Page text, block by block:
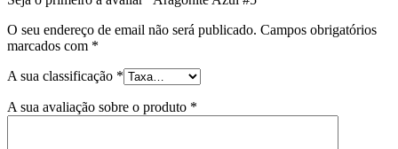
O seu endereço de email não será publicado. Campos obrigatórios
marcados com *
A sua classificação *
A sua avaliação sobre o produto *